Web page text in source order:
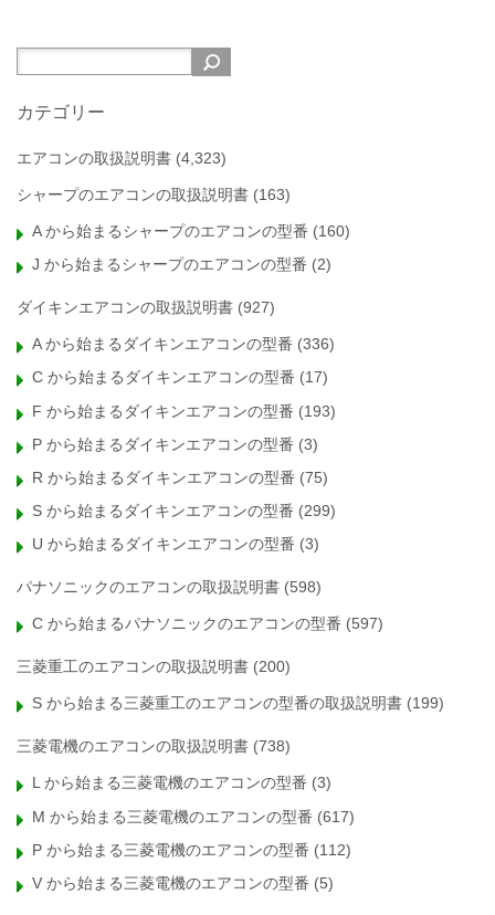
カテゴリー
エアコンの取扱説明書 (4,323)
シャープのエアコンの取扱説明書 (163)
A から始まるシャープのエアコンの型番 (160)
J から始まるシャープのエアコンの型番 (2)
ダイキンエアコンの取扱説明書 (927)
A から始まるダイキンエアコンの型番 (336)
C から始まるダイキンエアコンの型番 (17)
F から始まるダイキンエアコンの型番 (193)
P から始まるダイキンエアコンの型番 (3)
R から始まるダイキンエアコンの型番 (75)
S から始まるダイキンエアコンの型番 (299)
U から始まるダイキンエアコンの型番 (3)
パナソニックのエアコンの取扱説明書 (598)
C から始まるパナソニックのエアコンの型番 (597)
三菱重工のエアコンの取扱説明書 (200)
S から始まる三菱重工のエアコンの型番の取扱説明書 (199)
三菱電機のエアコンの取扱説明書 (738)
L から始まる三菱電機のエアコンの型番 (3)
M から始まる三菱電機のエアコンの型番 (617)
P から始まる三菱電機のエアコンの型番 (112)
V から始まる三菱電機のエアコンの型番 (5)